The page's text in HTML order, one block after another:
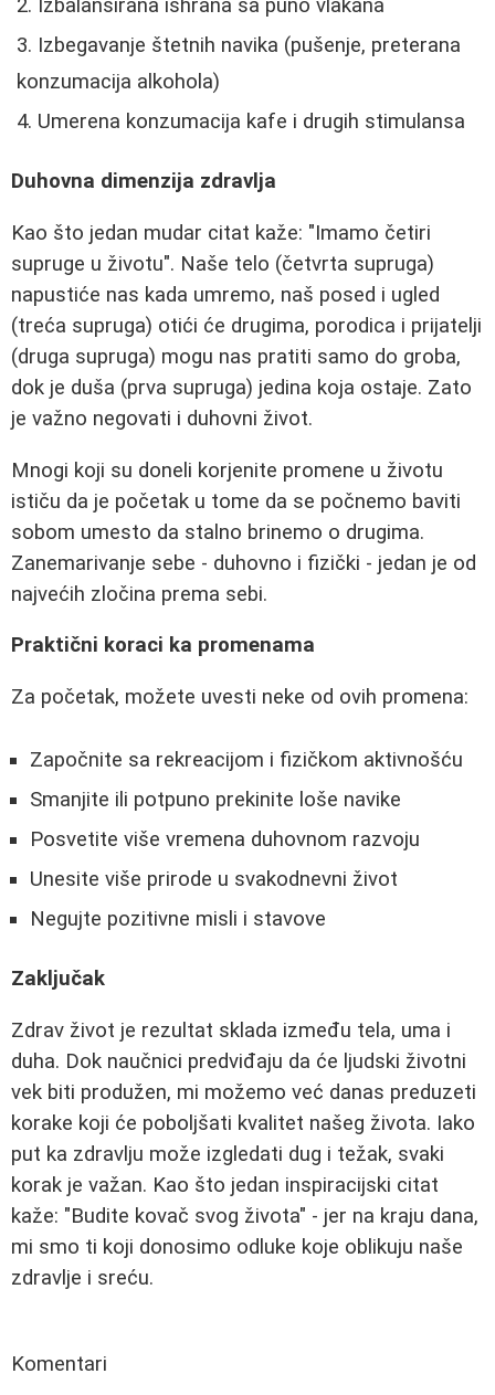
Izbalansirana ishrana sa puno vlakana
Izbegavanje štetnih navika (pušenje, preterana
konzumacija alkohola)
Umerena konzumacija kafe i drugih stimulansa
Duhovna dimenzija zdravlja
Kao što jedan mudar citat kaže: "Imamo četiri
supruge u životu". Naše telo (četvrta supruga)
napustiće nas kada umremo, naš posed i ugled
(treća supruga) otići će drugima, porodica i prijatelji
(druga supruga) mogu nas pratiti samo do groba,
dok je duša (prva supruga) jedina koja ostaje. Zato
je važno negovati i duhovni život.
Mnogi koji su doneli korjenite promene u životu
ističu da je početak u tome da se počnemo baviti
sobom umesto da stalno brinemo o drugima.
Zanemarivanje sebe - duhovno i fizički - jedan je od
najvećih zločina prema sebi.
Praktični koraci ka promenama
Za početak, možete uvesti neke od ovih promena:
Započnite sa rekreacijom i fizičkom aktivnošću
Smanjite ili potpuno prekinite loše navike
Posvetite više vremena duhovnom razvoju
Unesite više prirode u svakodnevni život
Negujte pozitivne misli i stavove
Zaključak
Zdrav život je rezultat sklada između tela, uma i
duha. Dok naučnici predviđaju da će ljudski životni
vek biti produžen, mi možemo već danas preduzeti
korake koji će poboljšati kvalitet našeg života. Iako
put ka zdravlju može izgledati dug i težak, svaki
korak je važan. Kao što jedan inspiracijski citat
kaže: "Budite kovač svog života" - jer na kraju dana,
mi smo ti koji donosimo odluke koje oblikuju naše
zdravlje i sreću.
Komentari